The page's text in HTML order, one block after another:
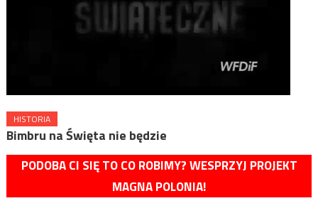
HISTORIA
Bimbru na Święta nie będzie
PODOBA CI SIĘ TO CO ROBIMY? WESPRZYJ PROJEKT
MAGNA POLONIA!